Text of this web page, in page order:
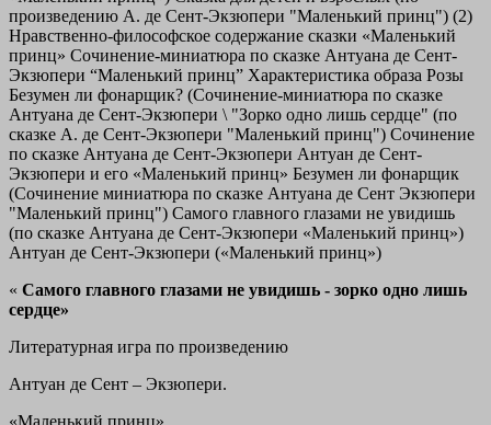
произведению А. де Сент-Экзюпери "Маленький принц") (2)
Нравственно-философское содержание сказки «Маленький
принц» Сочинение-миниатюра по сказке Антуана де Сент-
Экзюпери “Маленький принц” Характеристика образа Розы
Безумен ли фонарщик? (Сочинение-миниатюра по сказке
Антуана де Сент-Экзюпери \ "Зорко одно лишь сердце" (по
сказке А. де Сент-Экзюпери "Маленький принц") Сочинение
по сказке Антуана де Сент-Экзюпери Антуан де Сент-
Экзюпери и его «Маленький принц» Безумен ли фонарщик
(Сочинение миниатюра по сказке Антуана де Сент Экзюпери
"Маленький принц") Самого главного глазами не увидишь
(по сказке Антуана де Сент-Экзюпери «Маленький принц»)
Антуан де Сент-Экзюпери («Маленький принц»)
« Самого главного глазами не увидишь - зорко одно лишь
сердце»
Литературная игра по произведению
Антуан де Сент – Экзюпери.
«Маленький принц»